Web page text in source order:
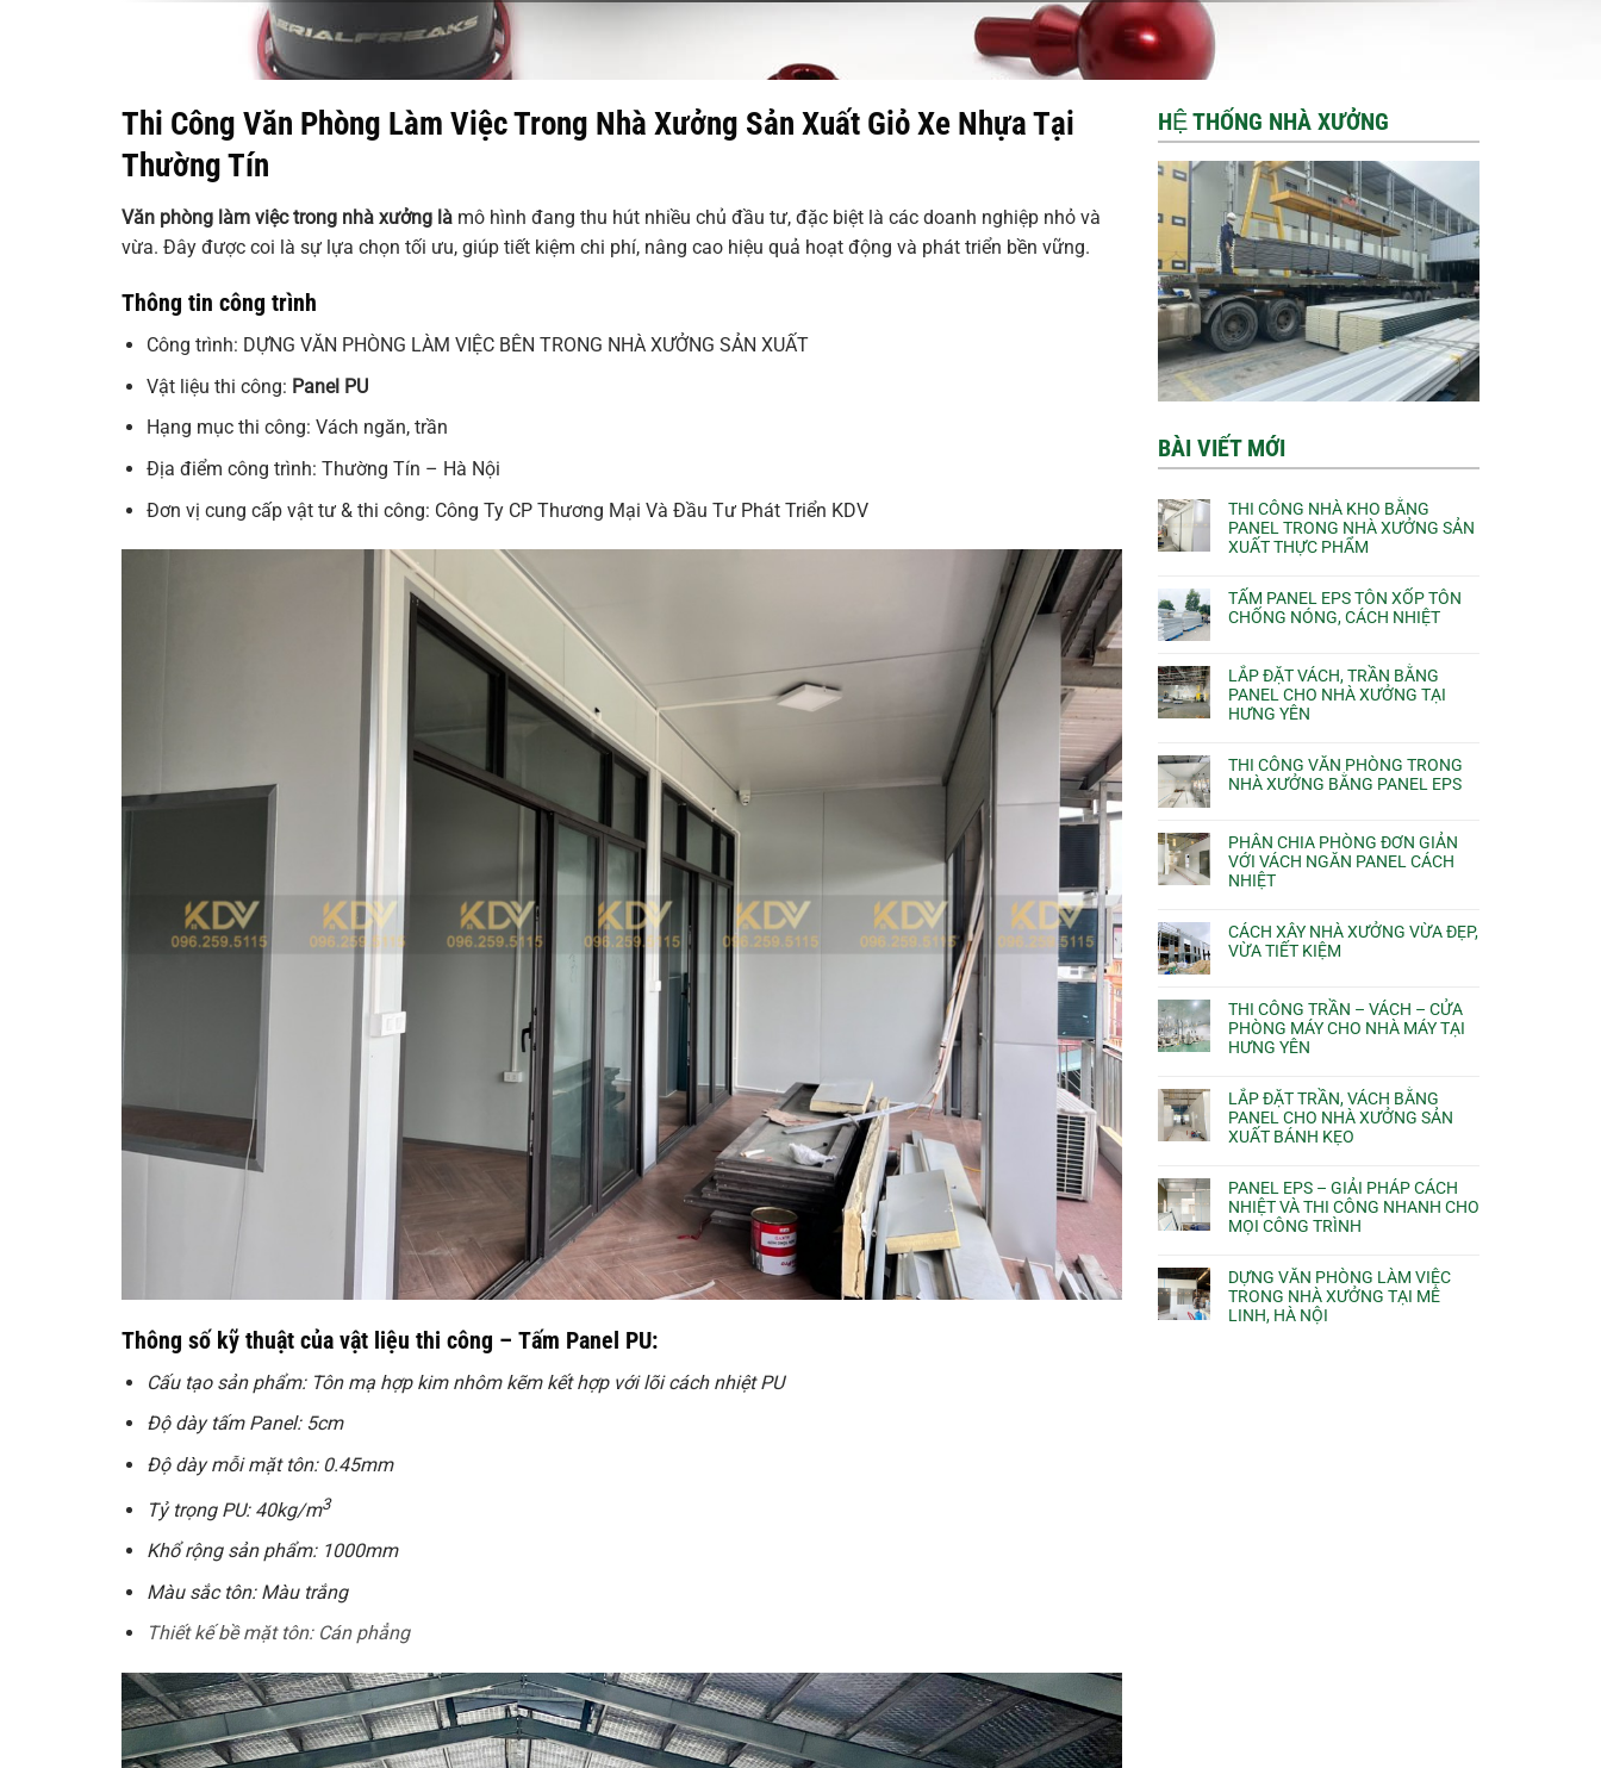
Thi Công Văn Phòng Làm Việc Trong Nhà Xưởng Sản Xuất Giỏ Xe Nhựa Tại
Thường Tín
Văn phòng làm việc trong nhà xưởng là mô hình đang thu hút nhiều chủ đầu tư, đặc biệt là các doanh nghiệp nhỏ và
vừa. Đây được coi là sự lựa chọn tối ưu, giúp tiết kiệm chi phí, nâng cao hiệu quả hoạt động và phát triển bền vững.
Thông tin công trình
Công trình: DỰNG VĂN PHÒNG LÀM VIỆC BÊN TRONG NHÀ XƯỞNG SẢN XUẤT
Vật liệu thi công: Panel PU
Hạng mục thi công: Vách ngăn, trần
Địa điểm công trình: Thường Tín – Hà Nội
Đơn vị cung cấp vật tư & thi công: Công Ty CP Thương Mại Và Đầu Tư Phát Triển KDV
Thông số kỹ thuật của vật liệu thi công – Tấm Panel PU:
Cấu tạo sản phẩm: Tôn mạ hợp kim nhôm kẽm kết hợp với lõi cách nhiệt PU
Độ dày tấm Panel: 5cm
Độ dày mỗi mặt tôn: 0.45mm
Tỷ trọng PU: 40kg/m3
Khổ rộng sản phẩm: 1000mm
Màu sắc tôn: Màu trắng
Thiết kế bề mặt tôn: Cán phẳng
HỆ THỐNG NHÀ XƯỞNG
BÀI VIẾT MỚI
THI CÔNG NHÀ KHO BẰNG
PANEL TRONG NHÀ XƯỞNG SẢN
XUẤT THỰC PHẨM
TẤM PANEL EPS TÔN XỐP TÔN
CHỐNG NÓNG, CÁCH NHIỆT
LẮP ĐẶT VÁCH, TRẦN BẰNG
PANEL CHO NHÀ XƯỞNG TẠI
HƯNG YÊN
THI CÔNG VĂN PHÒNG TRONG
NHÀ XƯỞNG BẰNG PANEL EPS
PHÂN CHIA PHÒNG ĐƠN GIẢN
VỚI VÁCH NGĂN PANEL CÁCH
NHIỆT
CÁCH XÂY NHÀ XƯỞNG VỪA ĐẸP,
VỪA TIẾT KIỆM
THI CÔNG TRẦN – VÁCH – CỬA
PHÒNG MÁY CHO NHÀ MÁY TẠI
HƯNG YÊN
LẮP ĐẶT TRẦN, VÁCH BẰNG
PANEL CHO NHÀ XƯỞNG SẢN
XUẤT BÁNH KẸO
PANEL EPS – GIẢI PHÁP CÁCH
NHIỆT VÀ THI CÔNG NHANH CHO
MỌI CÔNG TRÌNH
DỰNG VĂN PHÒNG LÀM VIỆC
TRONG NHÀ XƯỞNG TẠI MÊ
LINH, HÀ NỘI